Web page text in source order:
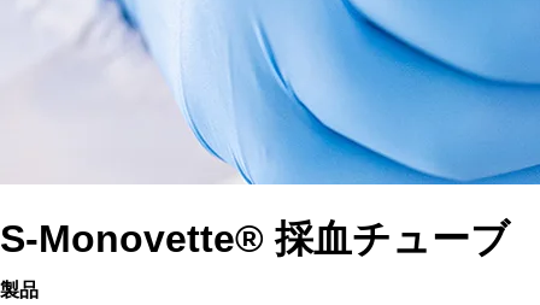
S-Monovette® 採血チューブ
製品